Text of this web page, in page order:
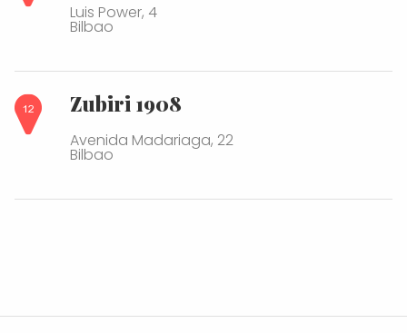
Luis Power, 4
Bilbao
Zubiri 1908
Avenida Madariaga, 22
Bilbao